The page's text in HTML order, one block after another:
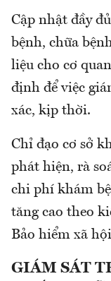
Cập nhật đầy
bệnh, chữa
liệu cho cơ
định để việc
xác, kịp thời.
Chỉ đạo cơ sở
phát hiện, rà
chi phí khám
tăng cao theo
Bảo hiểm xã
GIÁM SÁT